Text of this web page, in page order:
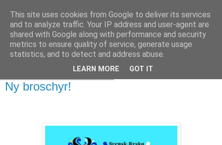
Ny broschyr!
This site uses cookies from Google to deliver its services
and to analyze traffic. Your IP address and user-agent are
shared with Google along with performance and security
metrics to ensure quality of service, generate usage
statistics, and to detect and address abuse.
LEARN MORE GOT IT